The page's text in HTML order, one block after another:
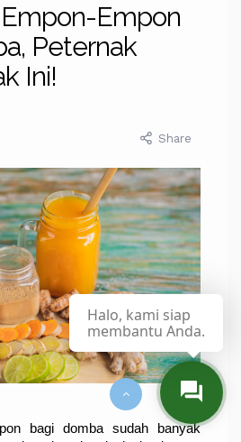
Empon
Peternak
Ini!
Share
bagi domba sudah banyak
Halo, kami siap
membantu Anda.